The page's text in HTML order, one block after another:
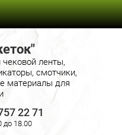
ленты,
смотчики,
материалы для
22 71
до 18.00